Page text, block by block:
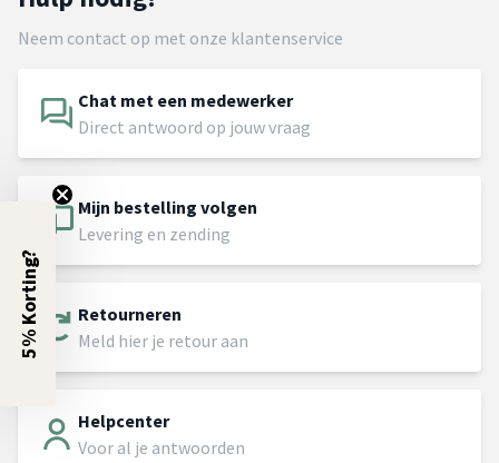
Neem contact op met onze klantenservice
Chat met een medewerker
Direct antwoord op jouw vraag
Mijn bestelling volgen
Levering en zending
Retourneren
Meld hier je retour aan
Helpcenter
Voor al je antwoorden
5% Korting?